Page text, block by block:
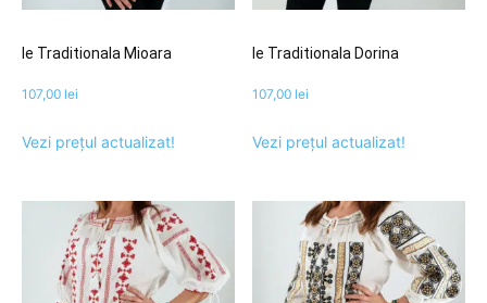
Ie Traditionala Mioara
107,00 lei
Vezi prețul actualizat!
Ie Traditionala Dorina
107,00 lei
Vezi prețul actualizat!